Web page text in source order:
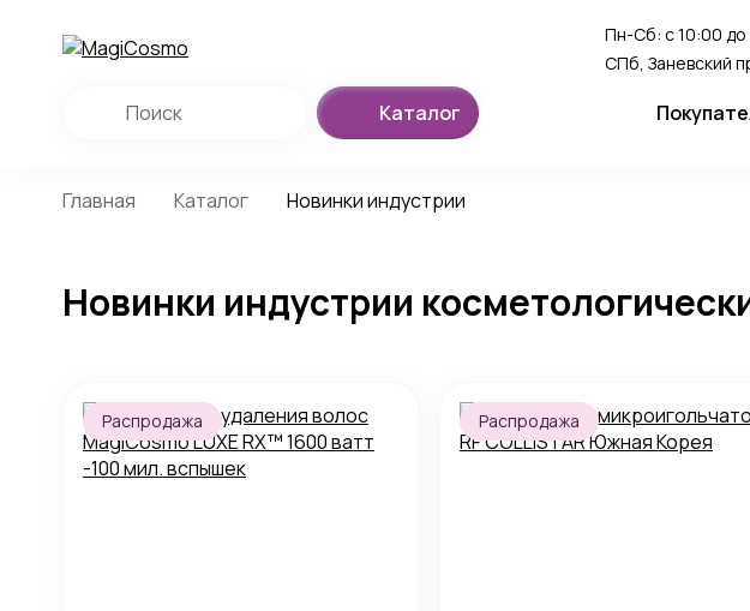
Пн-Сб: с 10:00
СПб, Заневский
Каталог
FAQ
Главная Каталог Новинки индустрии
Новинки индустрии
Распродажа Распродажа